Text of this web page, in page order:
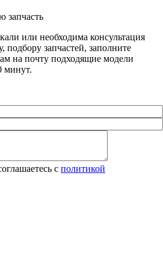
запчасть
или необходима консультация
подбору запчастей, заполните
на почту подходящие модели
минут.
с политикой